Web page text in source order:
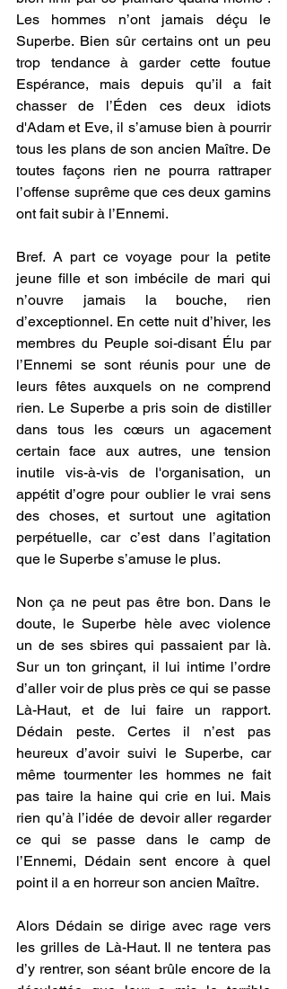
Les hommes n’ont jamais déçu le
Superbe. Bien sûr certains ont un peu
trop tendance à garder cette foutue
Espérance, mais depuis qu’il a fait
chasser de l’Éden ces deux idiots
d'Adam et Eve, il s’amuse bien à pourrir
tous les plans de son ancien Maître. De
toutes façons rien ne pourra rattraper
l’offense suprême que ces deux gamins
ont fait subir à l’Ennemi.
Bref. A part ce voyage pour la petite
jeune fille et son imbécile de mari qui
n’ouvre jamais la bouche, rien
d’exceptionnel. En cette nuit d’hiver, les
membres du Peuple soi-disant Élu par
l’Ennemi se sont réunis pour une de
leurs fêtes auxquels on ne comprend
rien. Le Superbe a pris soin de distiller
dans tous les cœurs un agacement
certain face aux autres, une tension
inutile vis-à-vis de l'organisation, un
appétit d’ogre pour oublier le vrai sens
des choses, et surtout une agitation
perpétuelle, car c’est dans l’agitation
que le Superbe s’amuse le plus.
Non ça ne peut pas être bon. Dans le
doute, le Superbe hèle avec violence
un de ses sbires qui passaient par là.
Sur un ton grinçant, il lui intime l’ordre
d’aller voir de plus près ce qui se passe
Là-Haut, et de lui faire un rapport.
Dédain peste. Certes il n’est pas
heureux d’avoir suivi le Superbe, car
même tourmenter les hommes ne fait
pas taire la haine qui crie en lui. Mais
rien qu’à l’idée de devoir aller regarder
ce qui se passe dans le camp de
l’Ennemi, Dédain sent encore à quel
point il a en horreur son ancien Maître.
Alors Dédain se dirige avec rage vers
les grilles de Là-Haut. Il ne tentera pas
d’y rentrer, son séant brûle encore de la